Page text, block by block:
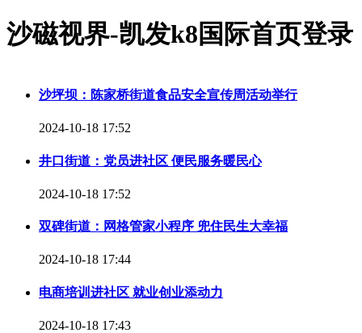
沙磁视界-凯发k8国际首页登录
沙坪坝：陈家桥街道食品安全宣传周活动举行
2024-10-18 17:52
井口街道：党员进社区 便民服务暖民心
2024-10-18 17:52
双碑街道：网格管家小程序 兜住民生大幸福
2024-10-18 17:44
电商培训进社区 就业创业添动力
2024-10-18 17:43